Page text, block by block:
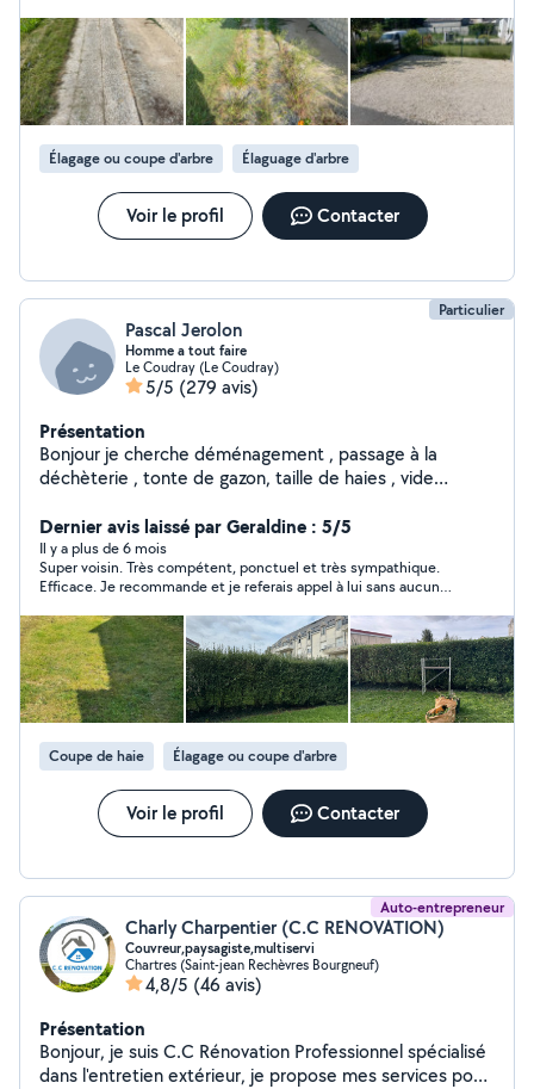
boulot !
Élagage ou coupe d'arbre Élaguage d'arbre
Voir le profil Contacter
Particulier
Pascal Jerolon
Homme a tout faire
Le Coudray (Le Coudray)
5/5 (279 avis)
Présentation
Bonjour je cherche déménagement , passage à la
déchèterie , tonte de gazon, taille de haies , vide
n hésiter pas.. et accepte les cesu .
Dernier avis laissé par Geraldine : 5/5
Il y a plus de 6 mois
Super voisin. Très compétent, ponctuel et très sympathique.
Efficace. Je recommande et je referais appel à lui sans aucun
Coupe de haie Élagage ou coupe d'arbre
Voir le profil Contacter
Auto-entrepreneur
Charly Charpentier (C.C RENOVATION)
Couvreur,paysagiste,multiservi
Chartres (Saint-jean Rechèvres Bourgneuf)
4,8/5 (46 avis)
Présentation
Bonjour, je suis C.C Rénovation Professionnel spécialisé
dans l'entretien extérieur, je propose mes services pour